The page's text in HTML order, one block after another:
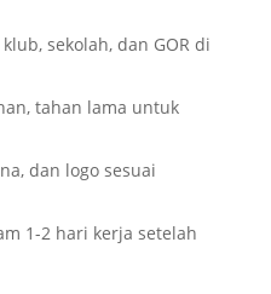
sekolah, dan GOR di
tahan lama untuk
dan logo sesuai
1-2 hari kerja setelah